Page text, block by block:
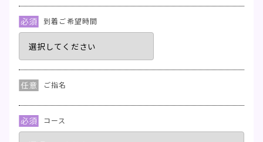
到着ご希望時間
ご指名
コース